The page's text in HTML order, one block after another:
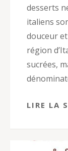
desserts
italiens
douceur
région
sucrées,
LIRE LA